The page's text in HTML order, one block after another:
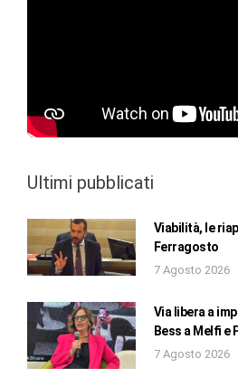
Ultimi pubblicati
Viabilità, le
Ferragosto
7 Agosto 2026
Via libera a
Bess a Melfi e
7 Agosto 2026